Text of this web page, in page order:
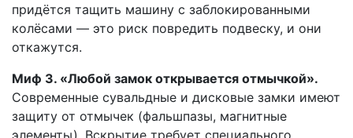
придётся тащить машину с заблокированными
колёсами — это риск повредить подвеску, и они
откажутся.
Миф 3. «Любой замок открывается отмычкой».
Современные сувальдные и дисковые замки имеют
защиту от отмычек (фальшпазы, магнитные